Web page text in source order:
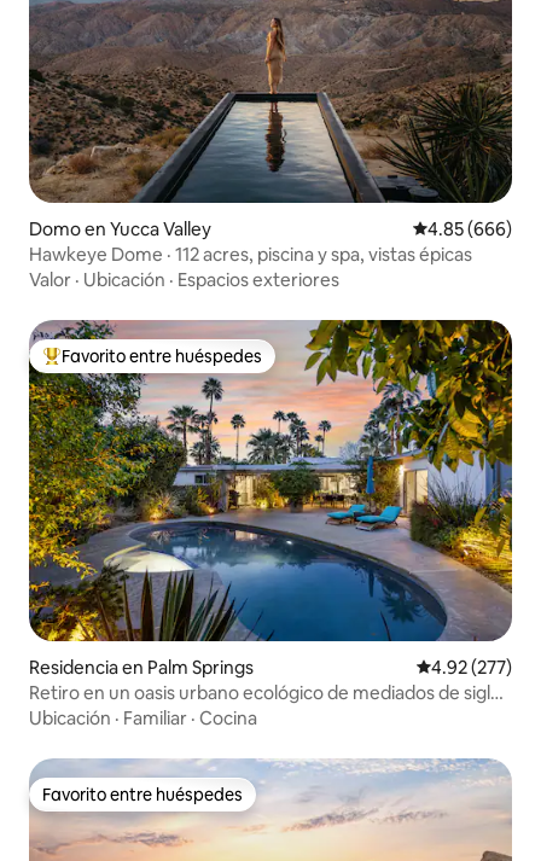
Domo en Yucca Valley Calificación
4.85 (666)
Hawkeye Dome · 112 acres, piscina y spa, vistas épicas
Valor · Ubicación · Espacios exteriores
De los mejores en Favorito entre huéspedes
Favorito entre huéspedes
Residencia en Palm Springs Calificación
4.92 (277)
Retiro en un oasis urbano ecológico de mediados de siglo
en Palm Springs
Ubicación · Familiar · Cocina
Favorito entre huéspedes
Favorito entre huéspedes